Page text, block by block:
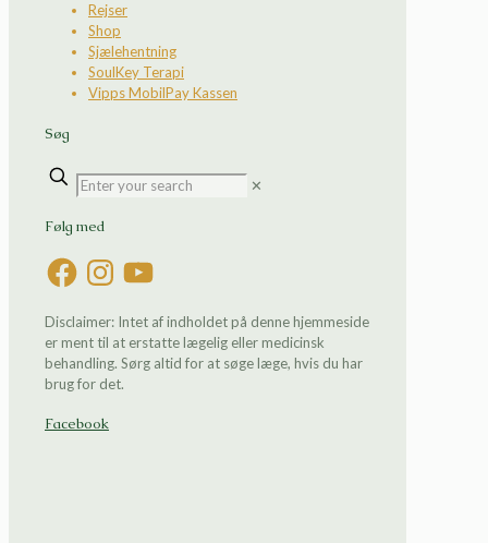
Rejser
Shop
Sjælehentning
SoulKey Terapi
Vipps MobilPay Kassen
Søg
✕
Følg med
FacebookInstagramYouTube
Disclaimer: Intet af indholdet på denne hjemmeside
er ment til at erstatte lægelig eller medicinsk
behandling. Sørg altid for at søge læge, hvis du har
brug for det.
Facebook